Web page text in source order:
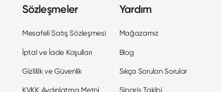
Sözleşmeler
Mesafeli Satış Sözleşmesi
İptal ve İade Koşulları
Gizlililk ve Güvenlik
KVKK Aydınlatma Metni
Yardım
Mağazamız
Blog
Sıkça Sorulan Sorular
Sipariş Takibi